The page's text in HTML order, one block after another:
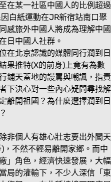
在某一社區中國人的比例超過
白紙運動在JR新宿站南口聚
感旅外中國人將成為理解中國
日中國人社群。
在北京認識的媒體同行潤到日
果推特(X的前身)上竟有為數
鋪天蓋地的謾罵與嘲諷，指責
下決心對一些內心疑問尋找解
離開祖國？為什麼選擇潤到日
非個人有雄心壯志要出外闖天
不然不輕易離開家鄉。而中
」角色，經濟快速發展，大幅
局的灌輸下，不少人深信「東